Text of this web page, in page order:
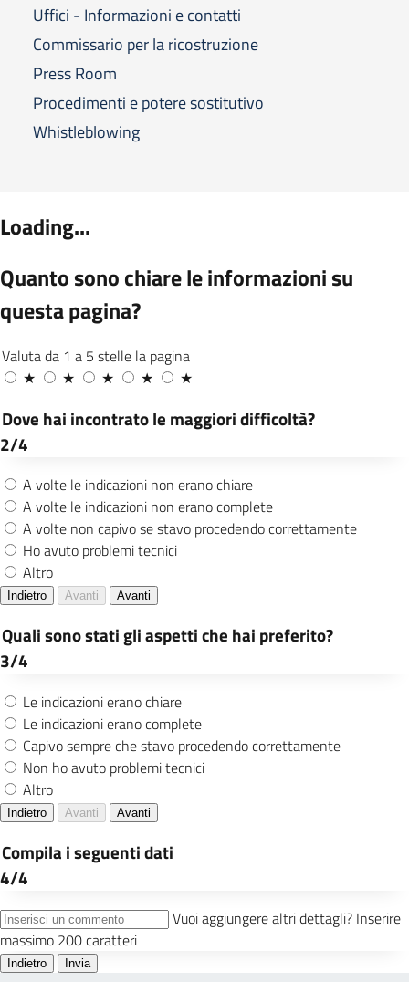
Uffici - Informazioni e contatti
Commissario per la ricostruzione
Press Room
Procedimenti e potere sostitutivo
Whistleblowing